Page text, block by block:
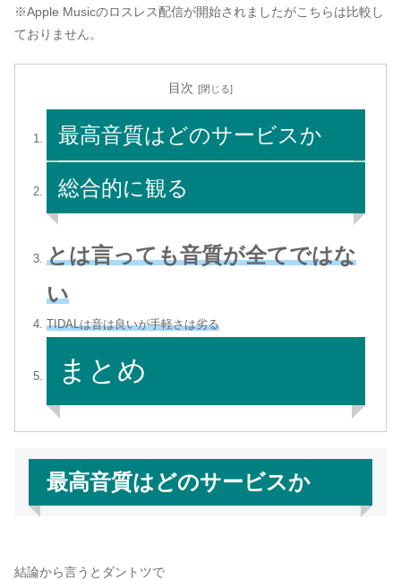
※Apple Musicのロスレス配信が開始されましたがこちらは比較し
ておりません。
目次
最高音質はどのサービスか
総合的に観る
とは言っても音質が全てではな
い
TIDALは音は良いが手軽さは劣る
まとめ
最高音質はどのサービスか
結論から言うとダントツで